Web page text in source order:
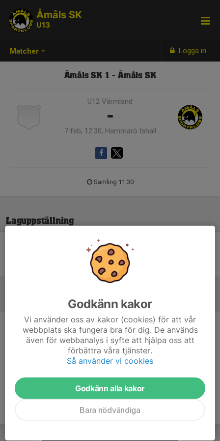
Matcher Logga in
Åmåls SK
U13
Åmåls SK 1 - Åmåls SK
U12 Värmland
-
7 feb, 12:30, Hammarö Ishall
Samling 11:30
Laguppställning
Ingen uppställning ifylld
Inget referat skrivet
Godkänn kakor
Vi använder oss av kakor (cookies) för att vår
webbplats ska fungera bra för dig. De används
även för webbanalys i syfte att hjälpa oss att
förbättra våra tjänster.
Så använder vi cookies
Godkänn alla kakor
Bara nödvändiga